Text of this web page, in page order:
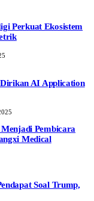
Perkuat Ekosistem
AI Application
Pembicara
Medical
Soal Trump,